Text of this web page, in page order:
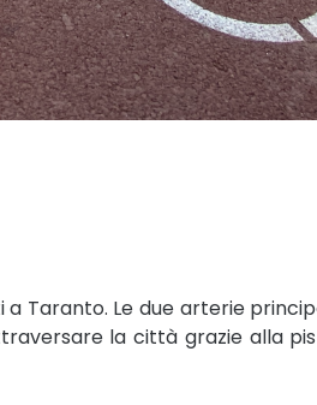
Taranto. Le due arterie
la città grazie alla